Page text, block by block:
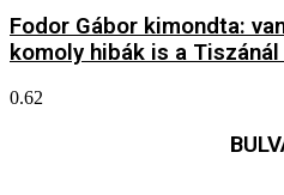
Fodor Gábor kimondta:
komoly hibák is a Tiszánál